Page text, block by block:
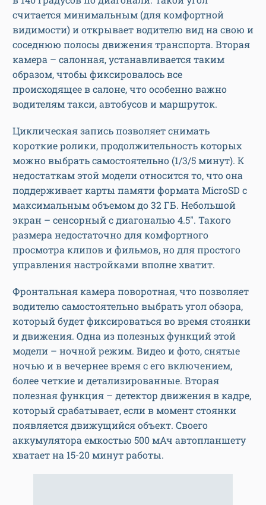
считается минимальным (для комфортной
видимости) и открывает водителю вид на свою и
соседнюю полосы движения транспорта. Вторая
камера – салонная, устанавливается таким
образом, чтобы фиксировалось все
происходящее в салоне, что особенно важно
водителям такси, автобусов и маршруток.
Циклическая запись позволяет снимать
короткие ролики, продолжительность которых
можно выбрать самостоятельно (1/3/5 минут). К
недостаткам этой модели относится то, что она
поддерживает карты памяти формата MicroSD с
максимальным объемом до 32 ГБ. Небольшой
экран – сенсорный с диагональю 4.5″. Такого
размера недостаточно для комфортного
просмотра клипов и фильмов, но для простого
управления настройками вполне хватит.
Фронтальная камера поворотная, что позволяет
водителю самостоятельно выбрать угол обзора,
который будет фиксироваться во время стоянки
и движения. Одна из полезных функций этой
модели – ночной режим. Видео и фото, снятые
ночью и в вечернее время с его включением,
более четкие и детализированные. Вторая
полезная функция – детектор движения в кадре,
который срабатывает, если в момент стоянки
появляется движущийся объект. Своего
аккумулятора емкостью 500 мАч автопланшету
хватает на 15-20 минут работы.